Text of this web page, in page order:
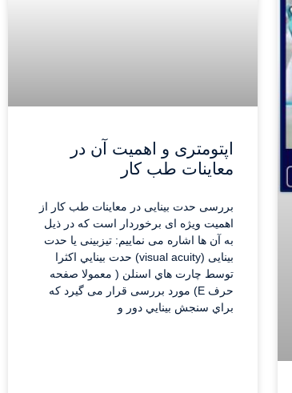
اپتومتری و اهمیت آن در
معاینات طب کار
بررسی حدت بینایی در ﻣﻌﺎﻳﻨﺎت طب کار از
اهمیت ویژه ای برخوردار است که در ذیل
به آن ها اشاره می نماییم: تیزبینی یا حدت
بینایی (visual acuity) حدت بينايي اكثرا
توسط چارت‌ هاي اسنلن ( معمولا صفحه
حرف E) مورد بررسی قرار می گیرد كه
براي سنجش بينايي دور و